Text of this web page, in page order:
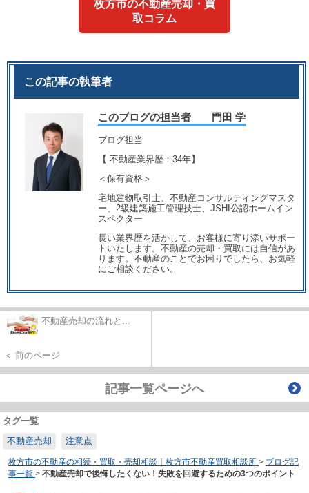
枚方市の不動産売却・買
取コラム
この記事の執筆者
このブログの担当者 門田 学
ブログ担当
【 不動産業界歴：34年】
＜保有資格＞
宅地建物取引士、不動産コンサルティングマスタ
ー、2級建築施工管理技士、JSHI公認ホームイン
スペクター
長い業界歴を活かして、お客様に寄り添いサポー
トいたします。不動産の売却・買取には自信があ
ります。不動産のことでお困りでしたら、お気軽
にご相談ください。
不動産売却の流れと...
＜ 前のページ
記事一覧ページへ
タグ一覧
不動産売却
注意点
枚方市の不動産の相続・買取・売却相談｜枚方市不動産買取相談所 > ブログ記
事一覧 > 不動産売却で後悔したくない！失敗を回避するための3つのポイント